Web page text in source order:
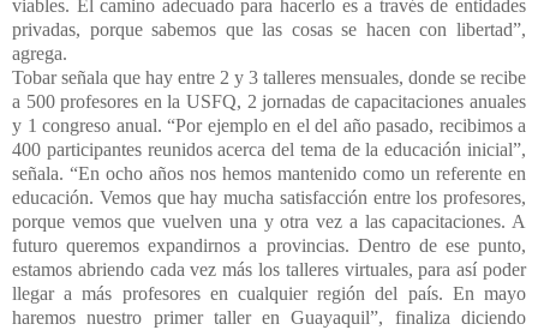
viables. El camino adecuado para hacerlo es a través de entidades
privadas, porque sabemos que las cosas se hacen con libertad”,
agrega.
Tobar señala que hay entre 2 y 3 talleres mensuales, donde se recibe
a 500 profesores en la USFQ, 2 jornadas de capacitaciones anuales
y 1 congreso anual. “Por ejemplo en el del año pasado, recibimos a
400 participantes reunidos acerca del tema de la educación inicial”,
señala. “En ocho años nos hemos mantenido como un referente en
educación. Vemos que hay mucha satisfacción entre los profesores,
porque vemos que vuelven una y otra vez a las capacitaciones. A
futuro queremos expandirnos a provincias. Dentro de ese punto,
estamos abriendo cada vez más los talleres virtuales, para así poder
llegar a más profesores en cualquier región del país. En mayo
haremos nuestro primer taller en Guayaquil”, finaliza diciendo